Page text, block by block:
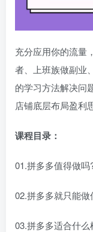
充分应用你的流量
者、上班族做副业
的学习方法解决问
店铺底层布局盈利
课程目录：
01.拼多多值得做吗
02.拼多多就只能
03.拼多多适合什